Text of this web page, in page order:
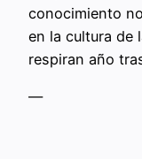
conocimiento
en la cultura de
respiran año
—